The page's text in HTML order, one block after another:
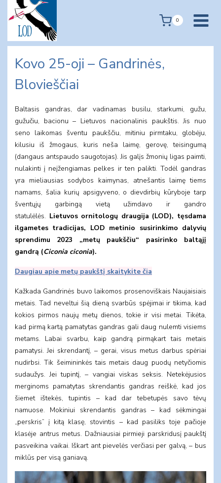
content
0
Kovo 25-oji – Gandrinės,
Blovieščiai
Baltasis gandras, dar vadinamas busilu, starkumi, gužu,
gužučiu, bacionu – Lietuvos nacionalinis paukštis. Jis nuo
seno laikomas šventu paukščiu, mitiniu pirmtaku, globėju,
kilusiu iš žmogaus, kuris neša laimę, gerovę, teisingumą
(dangaus antspaudo saugotojas). Jis galįs žmonių ligas paimti,
nulakinti į neįžengiamas pelkes ir ten palikti. Todėl gandras
yra mieliausias sodybos kaimynas, atnešantis laimę tiems
namams, šalia kurių apsigyveno, o dievdirbių kūryboje tarp
šventųjų garbingą vietą užimdavo ir gandro
statulėlės. Lietuvos ornitologų draugija (LOD), tęsdama
ilgametes tradicijas, LOD metinio susirinkimo dalyvių
sprendimu 2023 „metų paukščiu“ pasirinko baltąjį
gandrą (Ciconia ciconia).
Daugiau apie metų paukštį skaitykite čia
Kažkada Gandrinės buvo laikomos prosenoviškais Naujaisiais
metais. Tad neveltui šią dieną svarbūs spėjimai ir tikima, kad
kokios pirmos naujų metų dienos, tokie ir visi metai. Tikėta,
kad pirmą kartą pamatytas gandras gali daug nulemti visiems
metams. Labai svarbu, kaip gandrą pirmąkart tais metais
pamatysi. Jei skrendantį, – gerai, visus metus darbus spėriai
nudirbsi. Tik šeimininkės tais metais daug puodų netyčiomis
sudaužys. Jei tupintį, – vangiai viskas seksis. Netekėjusios
merginoms pamatytas skrendantis gandras reiškė, kad jos
šiemet ištekės, tupintis – kad dar tebetupės savo tėvų
namuose. Mokiniui skrendantis gandras – kad sėkmingai
„perskris” į kitą klasę, stovintis – kad pasiliks toje pačioje
klasėje antrus metus. Dažniausiai pirmieji parskridusį paukštį
pasveikina vaikai. Iškart ant pievelės verčiasi per galvą, – bus
miklūs per visą ganiavą.